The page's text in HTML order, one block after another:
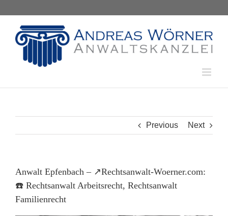
content
Previous Next
Anwalt Epfenbach – ↗️Rechtsanwalt-Woerner.com:
☎️ Rechtsanwalt Arbeitsrecht, Rechtsanwalt
Familienrecht